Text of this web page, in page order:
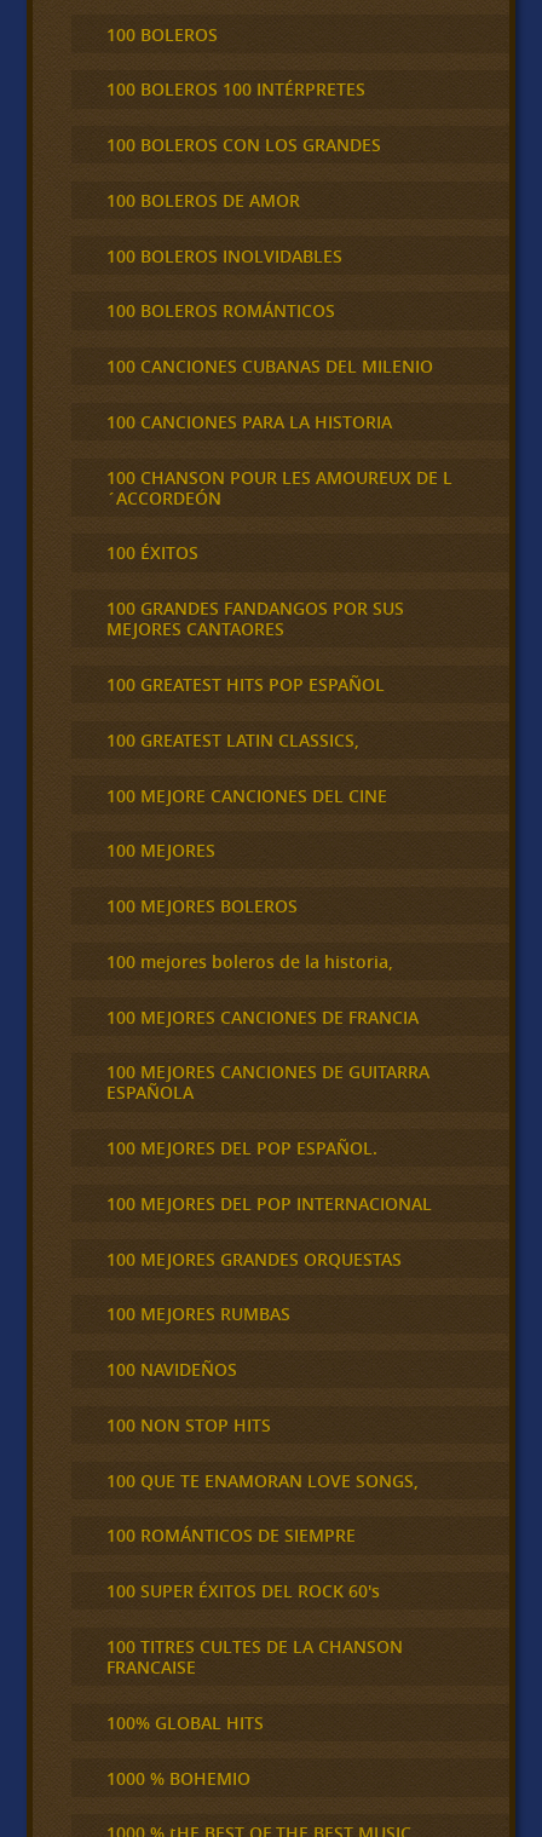
100 BOLEROS
100 BOLEROS 100 INTÉRPRETES
100 BOLEROS CON LOS GRANDES
100 BOLEROS DE AMOR
100 BOLEROS INOLVIDABLES
100 BOLEROS ROMÁNTICOS
100 CANCIONES CUBANAS DEL MILENIO
100 CANCIONES PARA LA HISTORIA
100 CHANSON POUR LES AMOUREUX DE L
´ACCORDEÓN
100 ÉXITOS
100 GRANDES FANDANGOS POR SUS
MEJORES CANTAORES
100 GREATEST HITS POP ESPAÑOL
100 GREATEST LATIN CLASSICS,
100 MEJORE CANCIONES DEL CINE
100 MEJORES
100 MEJORES BOLEROS
100 mejores boleros de la historia,
100 MEJORES CANCIONES DE FRANCIA
100 MEJORES CANCIONES DE GUITARRA
ESPAÑOLA
100 MEJORES DEL POP ESPAÑOL.
100 MEJORES DEL POP INTERNACIONAL
100 MEJORES GRANDES ORQUESTAS
100 MEJORES RUMBAS
100 NAVIDEÑOS
100 NON STOP HITS
100 QUE TE ENAMORAN LOVE SONGS,
100 ROMÁNTICOS DE SIEMPRE
100 SUPER ÉXITOS DEL ROCK 60's
100 TITRES CULTES DE LA CHANSON
FRANCAISE
100% GLOBAL HITS
1000 % BOHEMIO